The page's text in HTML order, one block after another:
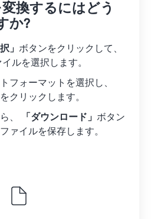
換するにはどう
か?
」 ボタンをクリックして、
ルを選択します。
フォーマットを選択し、
クリックします。
、
「ダウンロード」 ボタン
ァイルを保存します。